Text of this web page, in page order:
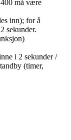
må være
inn); for å
sekunder.
i 2 sekunder /
(timer,